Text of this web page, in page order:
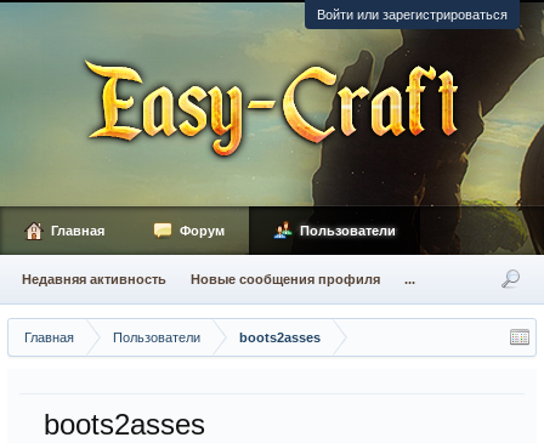
Войти или зарегистрироваться
Главная Пользователи boots2asses
boots2asses
Главная Форум Пользователи
Недавняя активность Новые сообщения профиля ...